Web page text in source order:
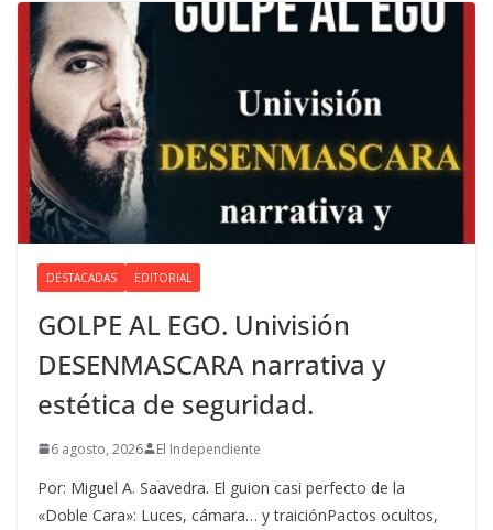
DESTACADAS EDITORIAL
GOLPE AL EGO. Univisión
DESENMASCARA narrativa y
estética de seguridad.
6 agosto, 2026 El Independiente
Por: Miguel A. Saavedra. El guion casi perfecto de la
«Doble Cara»: Luces, cámara… y traiciónPactos ocultos,